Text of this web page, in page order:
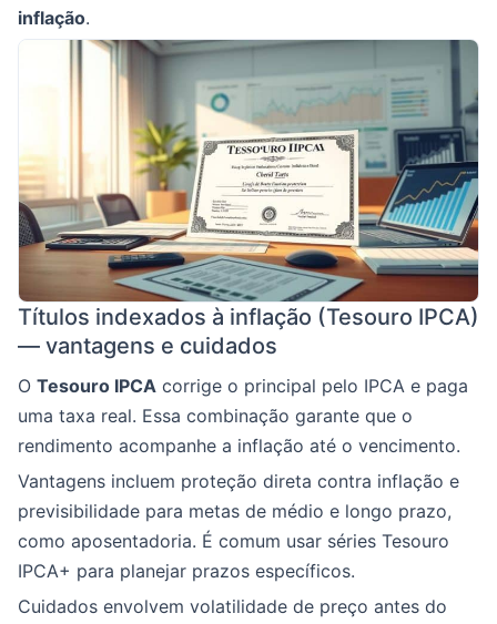
inflação.
Títulos indexados à inflação (Tesouro IPCA)
— vantagens e cuidados
O Tesouro IPCA corrige o principal pelo IPCA e paga
uma taxa real. Essa combinação garante que o
rendimento acompanhe a inflação até o vencimento.
Vantagens incluem proteção direta contra inflação e
previsibilidade para metas de médio e longo prazo,
como aposentadoria. É comum usar séries Tesouro
IPCA+ para planejar prazos específicos.
Cuidados envolvem volatilidade de preço antes do